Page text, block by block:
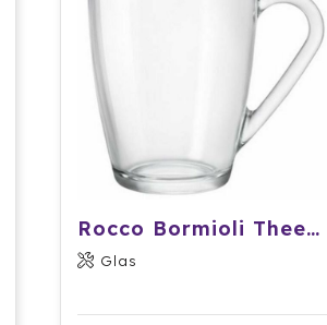
Rocco Bormioli Theeglas Icon 32 cl (6 stuks)
Glas